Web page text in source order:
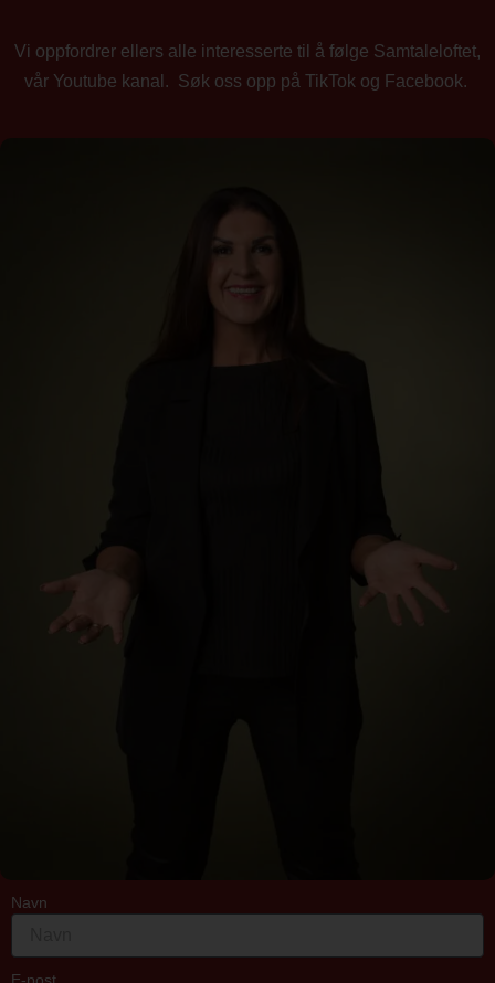
Vi oppfordrer ellers alle interesserte til å følge Samtaleloftet,
vår Youtube kanal. Søk oss opp på TikTok og Facebook.
Navn